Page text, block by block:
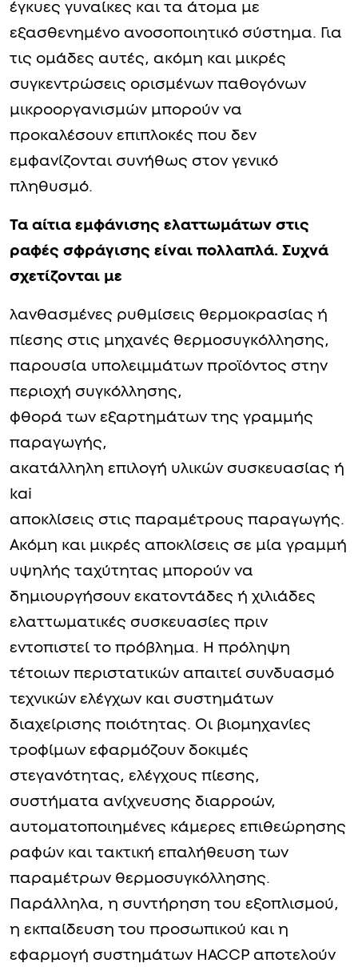
έγκυες γυναίκες και τα άτομα με
εξασθενημένο ανοσοποιητικό σύστημα. Για
τις ομάδες αυτές, ακόμη και μικρές
συγκεντρώσεις ορισμένων παθογόνων
μικροοργανισμών μπορούν να
προκαλέσουν επιπλοκές που δεν
εμφανίζονται συνήθως στον γενικό
πληθυσμό.
Τα αίτια εμφάνισης ελαττωμάτων στις
ραφές σφράγισης είναι πολλαπλά. Συχνά
σχετίζονται με
λανθασμένες ρυθμίσεις θερμοκρασίας ή
πίεσης στις μηχανές θερμοσυγκόλλησης,
παρουσία υπολειμμάτων προϊόντος στην
περιοχή συγκόλλησης,
φθορά των εξαρτημάτων της γραμμής
παραγωγής,
ακατάλληλη επιλογή υλικών συσκευασίας ή
kai
αποκλίσεις στις παραμέτρους παραγωγής.
Ακόμη και μικρές αποκλίσεις σε μία γραμμή
υψηλής ταχύτητας μπορούν να
δημιουργήσουν εκατοντάδες ή χιλιάδες
ελαττωματικές συσκευασίες πριν
εντοπιστεί το πρόβλημα. Η πρόληψη
τέτοιων περιστατικών απαιτεί συνδυασμό
τεχνικών ελέγχων και συστημάτων
διαχείρισης ποιότητας. Οι βιομηχανίες
τροφίμων εφαρμόζουν δοκιμές
στεγανότητας, ελέγχους πίεσης,
συστήματα ανίχνευσης διαρροών,
αυτοματοποιημένες κάμερες επιθεώρησης
ραφών και τακτική επαλήθευση των
παραμέτρων θερμοσυγκόλλησης.
Παράλληλα, η συντήρηση του εξοπλισμού,
η εκπαίδευση του προσωπικού και η
εφαρμογή συστημάτων HACCP αποτελούν